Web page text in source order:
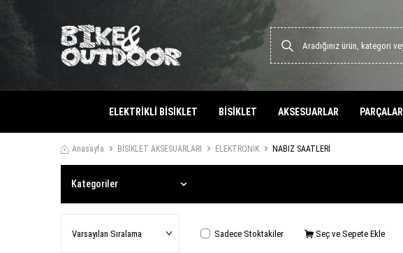
ELEKTRİKLİ BİSİKLET BİSİKLET AKSESUARLAR PARÇALAR
Anasayfa BİSİKLET AKSESUARLARI ELEKTRONİK NABIZ SAATLERİ
Kategoriler
Sadece Stoktakiler Seç ve Sepete Ekle